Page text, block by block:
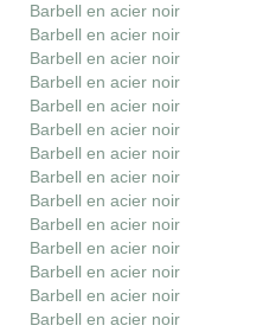
Barbell en acier noir
Barbell en acier noir
Barbell en acier noir
Barbell en acier noir
Barbell en acier noir
Barbell en acier noir
Barbell en acier noir
Barbell en acier noir
Barbell en acier noir
Barbell en acier noir
Barbell en acier noir
Barbell en acier noir
Barbell en acier noir
Barbell en acier noir